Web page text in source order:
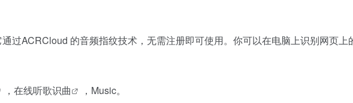
过ACRCloud 的音频指纹技术，无需注册即可使用。你可以在电脑上识别网页
， 在线听歌识曲 ，Music。